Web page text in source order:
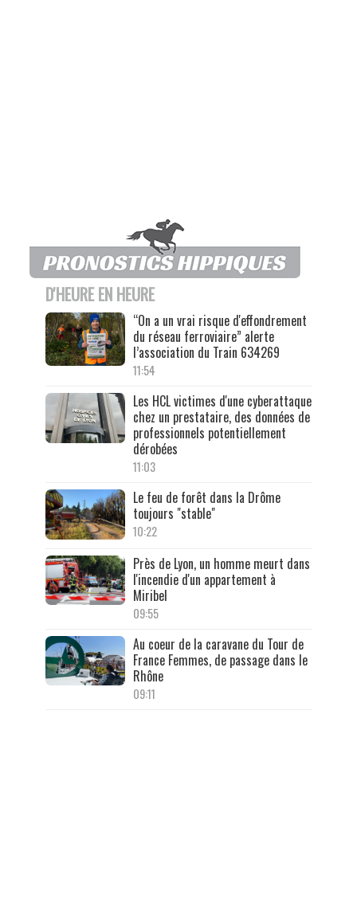
D'HEURE EN HEURE
“On a un vrai risque d'effondrement
du réseau ferroviaire” alerte
l’association du Train 634269
11:54
Les HCL victimes d'une cyberattaque
chez un prestataire, des données de
professionnels potentiellement
dérobées
11:03
Le feu de forêt dans la Drôme
toujours "stable"
10:22
Près de Lyon, un homme meurt dans
l'incendie d'un appartement à
Miribel
09:55
Au coeur de la caravane du Tour de
France Femmes, de passage dans le
Rhône
09:11